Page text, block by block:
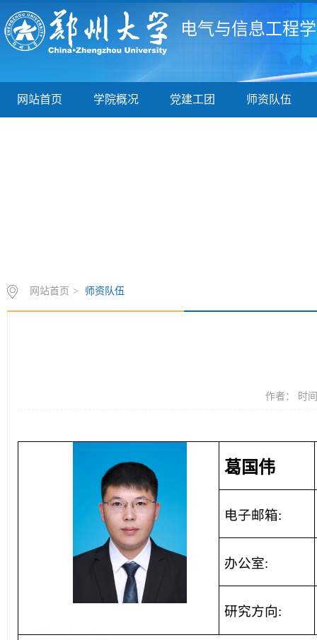
电气与信息工程
网站首页 学院概况 党建工团 师资队伍
网站首页 > 师资队伍
作者： 时
葛国伟
电子邮箱:
办公室:
研究方向: